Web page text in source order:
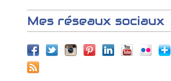
Mes réseaux sociaux